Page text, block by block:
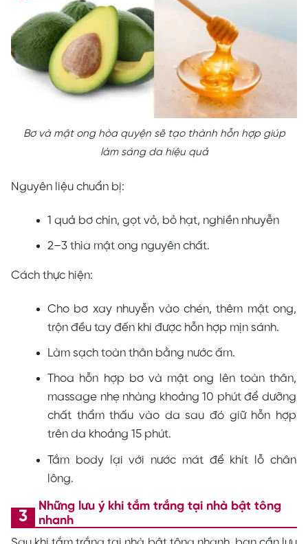
Bơ và mật ong hòa quyện sẽ tạo thành hỗn hợp giúp
làm sáng da hiệu quả
Nguyên liệu chuẩn bị:
1 quả bơ chín, gọt vỏ, bỏ hạt, nghiền nhuyễn
2–3 thìa mật ong nguyên chất.
Cách thực hiện:
Cho bơ xay nhuyễn vào chén, thêm mật ong,
trộn đều tay đến khi được hỗn hợp mịn sánh.
Làm sạch toàn thân bằng nước ấm.
Thoa hỗn hợp bơ và mật ong lên toàn thân,
massage nhẹ nhàng khoảng 10 phút để dưỡng
chất thẩm thấu vào da sau đó giữ hỗn hợp
trên da khoảng 15 phút.
Tắm body lại với nước mát để khít lỗ chân
lông.
Những lưu ý khi tắm trắng tại nhà bật tông
nhanh